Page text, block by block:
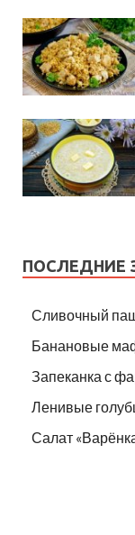
ПОСЛЕДНИЕ
Сливочный
Банановые
Запеканка с
Ленивые
Салат